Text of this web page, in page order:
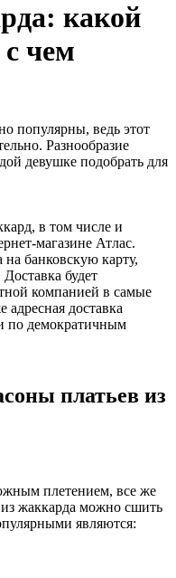
какой
чем
популярны, ведь этот
Разнообразие
девушке подобрать для
в том числе и
магазине Атлас.
банковскую карту,
будет
компанией в самые
доставка
по демократичным
платьев из
плетением, все же
из жаккарда можно сшить
являются: